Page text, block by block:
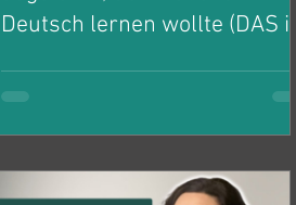
Deutsch lernen wollte (DAS ist
Wann ist der bessere Zeitpunkt, um die
Deutschkenntnisse zu verbessern? Bevor